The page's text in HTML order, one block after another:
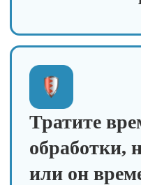
Ищете системный
который работает
или с
использованием
Узнали себя?